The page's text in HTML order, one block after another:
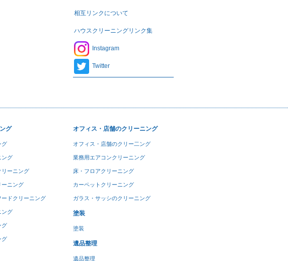
相互リンクについて
ハウスクリーニングリンク集
Instagram
Twitter
グ
グ
ング
リーニング
ーニング
ドクリーニング
ング
グ
グ
オフィス・店舗のクリーニング
オフィス・店舗のクリー二ング
業務用エアコンクリーニング
床・フロアクリーニング
カーペットクリーニング
ガラス・サッシのクリーニング
塗装
塗装
遺品整理
遺品整理